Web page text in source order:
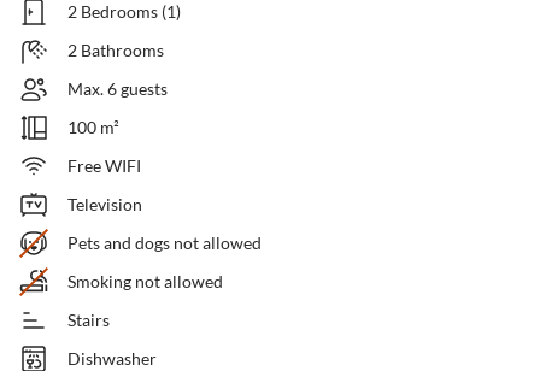
2 Bedrooms (1)
2 Bathrooms
Max. 6 guests
100 m²
Free WIFI
Television
Pets and dogs not allowed
Smoking not allowed
Stairs
Dishwasher